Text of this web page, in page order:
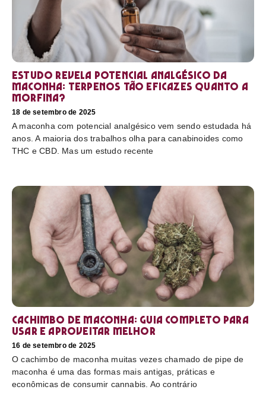
Estudo revela potencial analgésico da
maconha: terpenos tão eficazes quanto a
morfina?
18 de setembro de 2025
A maconha com potencial analgésico vem sendo estudada há
anos. A maioria dos trabalhos olha para canabinoides como
THC e CBD. Mas um estudo recente
Cachimbo de maconha: guia completo para
usar e aproveitar melhor
16 de setembro de 2025
O cachimbo de maconha muitas vezes chamado de pipe de
maconha é uma das formas mais antigas, práticas e
econômicas de consumir cannabis. Ao contrário